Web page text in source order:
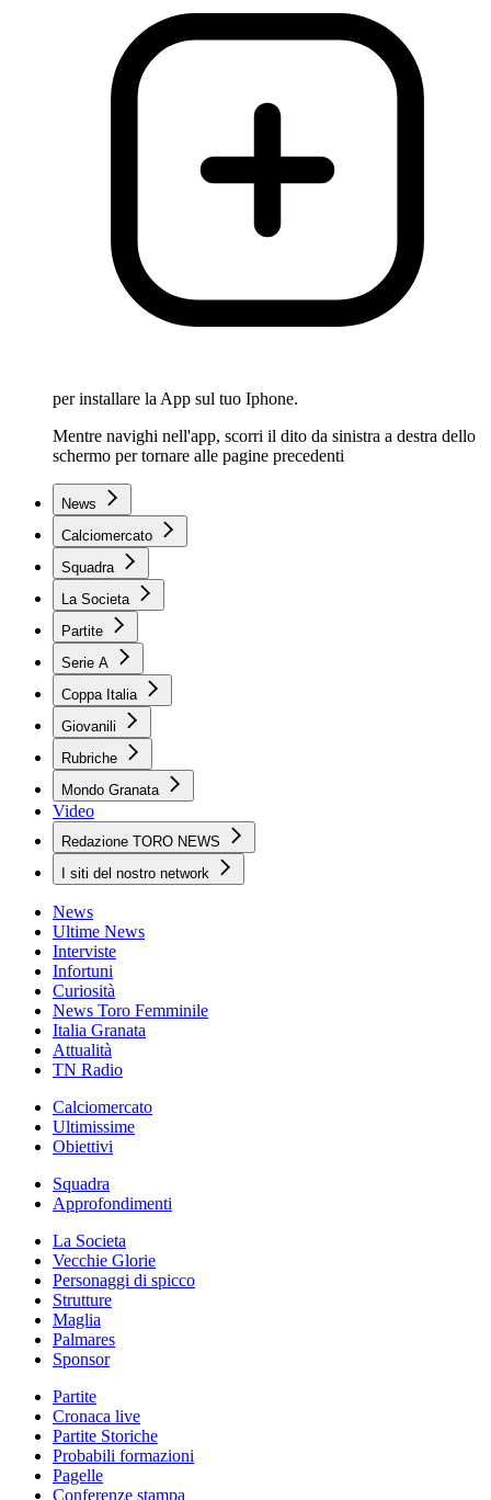
per installare la App sul tuo Iphone.
Mentre navighi nell'app, scorri il dito da sinistra a destra dello
schermo per tornare alle pagine precedenti
News
Calciomercato
Squadra
La Societa
Partite
Serie A
Coppa Italia
Giovanili
Rubriche
Mondo Granata
Video
Redazione TORO NEWS
I siti del nostro network
News
Ultime News
Interviste
Infortuni
Curiosità
News Toro Femminile
Italia Granata
Attualità
TN Radio
Calciomercato
Ultimissime
Obiettivi
Squadra
Approfondimenti
La Societa
Vecchie Glorie
Personaggi di spicco
Strutture
Maglia
Palmares
Sponsor
Partite
Cronaca live
Partite Storiche
Probabili formazioni
Pagelle
Conferenze stampa